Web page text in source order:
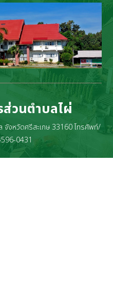
ส่วนตำบลไผ่
จังหวัดศรีสะเกษ 33160 โทรศัพท์/
0431